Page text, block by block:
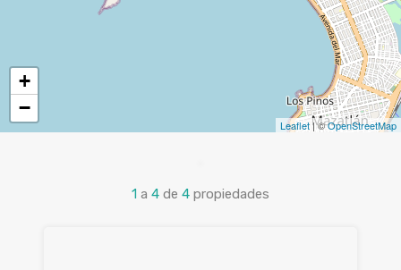
+
−
Leaflet| ©OpenStreetMap
1 a 4 de 4 propiedades